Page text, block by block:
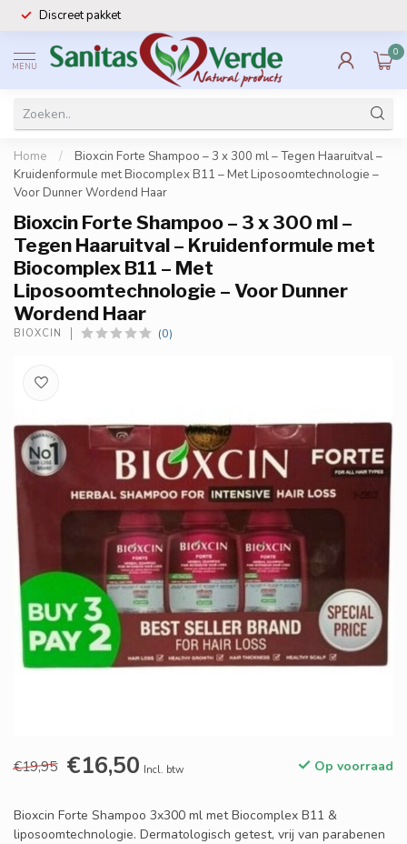
Discreet pakket
MENU
0
Home /
Bioxcin Forte Shampoo – 3 x 300 ml – Tegen Haaruitval –
Kruidenformule met Biocomplex B11 – Met Liposoomtechnologie –
Voor Dunner Wordend Haar
Bioxcin Forte Shampoo – 3 x 300 ml –
Tegen Haaruitval – Kruidenformule met
Biocomplex B11 – Met
Liposoomtechnologie – Voor Dunner
Wordend Haar
BIOXCIN (0)
€19,95 €16,50 Incl. btw Op voorraad
Bioxcin Forte Shampoo 3x300 ml met Biocomplex B11 &
liposoomtechnologie. Dermatologisch getest, vrij van parabenen